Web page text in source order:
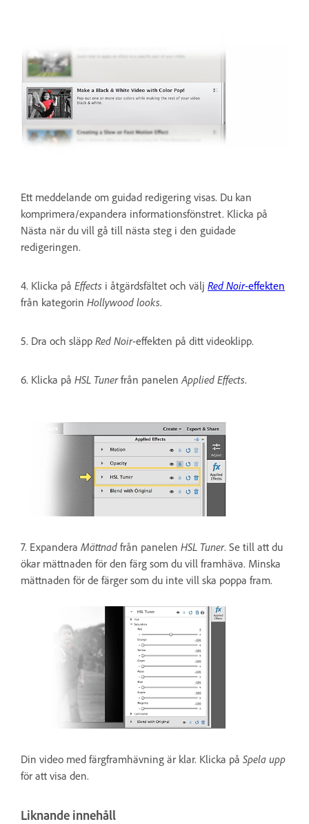
Ett meddelande om guidad redigering visas. Du kan
komprimera/expandera informationsfönstret. Klicka på
Nästa när du vill gå till nästa steg i den guidade
redigeringen.
4. Klicka på Effects i åtgärdsfältet och välj Red Noir-effekten
från kategorin Hollywood looks.
5. Dra och släpp Red Noir-effekten på ditt videoklipp.
6. Klicka på HSL Tunerfrån panelenApplied Effects.
7. Expandera Mättnad från panelen HSL Tuner. Se till att du
ökar mättnaden för den färg som du vill framhäva. Minska
mättnaden för de färger som du inte vill ska poppa fram.
Din video med färgframhävning är klar. Klicka på Spela upp
för att visa den.
Liknande innehåll